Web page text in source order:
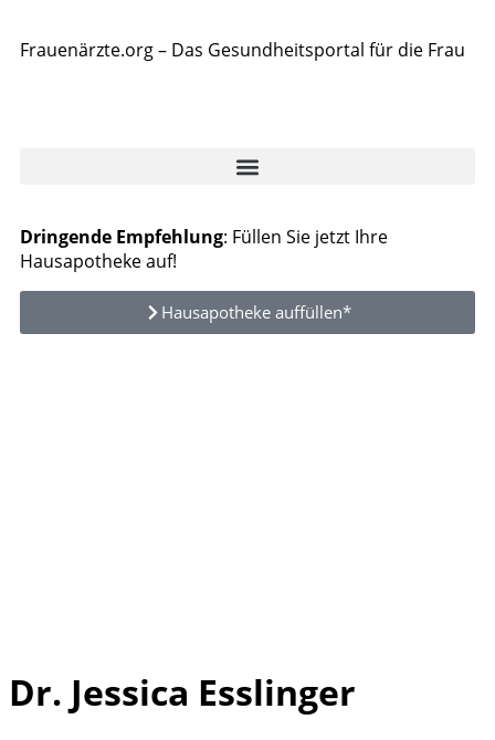
Frauenärzte.org – Das Gesundheitsportal für die Frau
Dringende Empfehlung: Füllen Sie jetzt Ihre
Hausapotheke auf!
Hausapotheke auffüllen*
Dr. Jessica Esslinger